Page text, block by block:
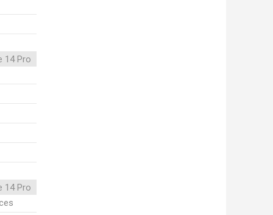
14 Pro
14 Pro